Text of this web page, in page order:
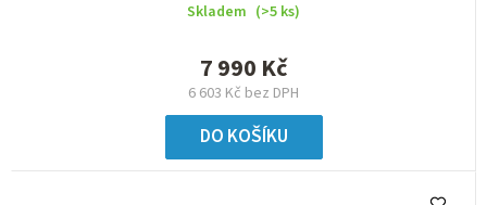
Skladem (>5 ks)
6 603 Kč bez DPH
7 990 Kč
DO KOŠÍKU